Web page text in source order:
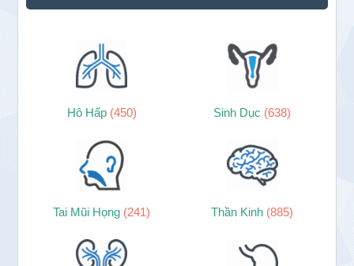
Hô Hấp (450) Sinh Dục (638)
Tai Mũi Họng (241) Thần Kinh (885)